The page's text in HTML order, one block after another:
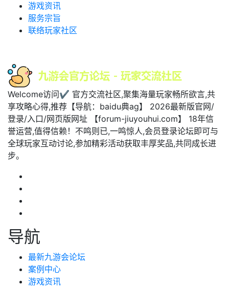
游戏资讯
服务宗旨
联络玩家社区
Welcome访问✔ 官方交流社区,聚集海量玩家畅所欲言,共
享攻略心得,推荐【导航：baidu典ag】 2026最新版官网/
登录/入口/网页版网址 【forum-jiuyouhui.com】 18年信
誉运营,值得信赖！不鸣则已,一鸣惊人,会员登录论坛即可与
全球玩家互动讨论,参加精彩活动获取丰厚奖品,共同成长进
步。
导航
最新九游会论坛
案例中心
游戏资讯